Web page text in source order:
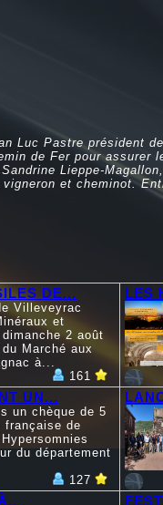
Luc Pastre président
de Fer pour
Lieppe-
et cheminot.
DE...
Villeveyrac
et
2 août
Marché aux
à...
161
LES
UN...
un chèque de 5
française de
du département
127